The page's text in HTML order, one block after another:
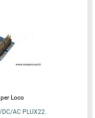
Loco
AC PLUX22.